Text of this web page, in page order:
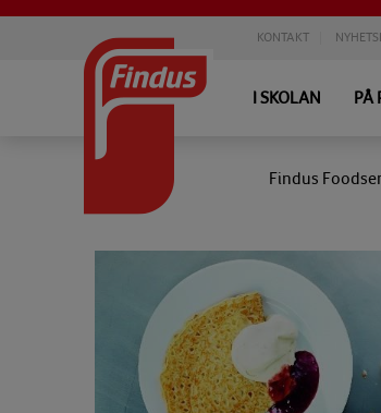
KONTAKT
I SKOLAN PÅ
Findus